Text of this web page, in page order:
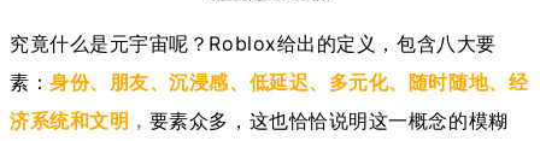
究竟什么是元宇宙呢？Roblox给出的定义，包含八大要
素：身份、朋友、沉浸感、低延迟、多元化、随时随地、经
济系统和文明 ， 要素众多，这也恰恰说明这一概念的模糊